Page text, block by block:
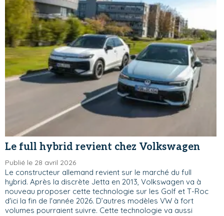
Le full hybrid revient chez Volkswagen
Publié le 28 avril 2026
Le constructeur allemand revient sur le marché du full
hybrid. Après la discrète Jetta en 2013, Volkswagen va à
nouveau proposer cette technologie sur les Golf et T-Roc
d'ici la fin de l'année 2026. D’autres modèles VW à fort
volumes pourraient suivre. Cette technologie va aussi